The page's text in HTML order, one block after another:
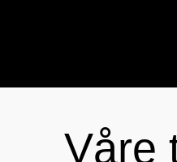
Våre